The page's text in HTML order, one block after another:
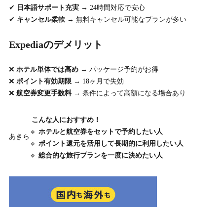
✔ 日本語サポート充実→ 24時間対応で安心
✔ キャンセル柔軟→ 無料キャンセル可能なプランが多い
Expediaのデメリット
❌ ホテル単体では高め→ パッケージ予約がお得
❌ ポイント有効期限 → 18ヶ月で失効
❌ 航空券変更手数料→ 条件によって高額になる場合あり
あきら
こんな人におすすめ！
🔹 ホテルと航空券をセットで予約したい人
🔹 ポイント還元を活用して長期的に利用したい人
🔹 総合的な旅行プランを一度に決めたい人